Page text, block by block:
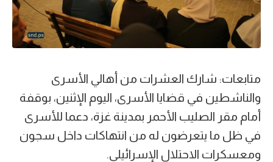
متابعات: شارك العشرات من أهالي الأسرى
والناشطين في قضايا الأسرى، اليوم الإثنين، بوقفة
أمام مقر الصليب الأحمر بمدينة غزة، دعما للأسرى
في ظل ما يتعرضون له من انتهاكات داخل سجون
ومعسكرات الاحتلال الإسرائيلي.